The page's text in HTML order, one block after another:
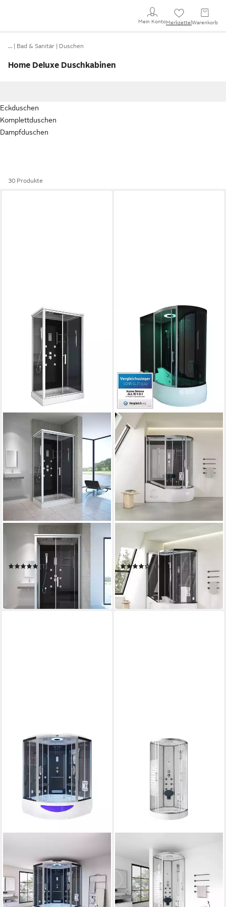
Mein KontoMerkzettel Warenkorb
… Bad & Sanitär Duschen
Home Deluxe Duschkabinen
Eckduschen
Komplettduschen
Dampfduschen
30 Produkte
HOME DELUXE
Eckdusche WAVE - XL 120 x
(1)
929,00 € UVP1.049,00 €
-11%
HOME DELUXE
Dampfdusche ALLIN 4IN1 -
Schwarz Rechts
(1)
1.899,00 € UVP 2.249,00 €
-16%
in 6-7 Werktagen bei dir